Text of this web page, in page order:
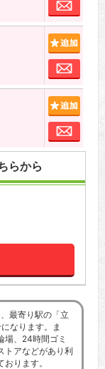
お問
お問
らから
最寄り駅の「立
なります。ま
場、24時間ゴミ
トアなどがあり利
ります。